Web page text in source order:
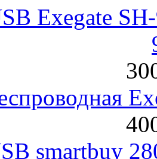
Exegate
smartbuy